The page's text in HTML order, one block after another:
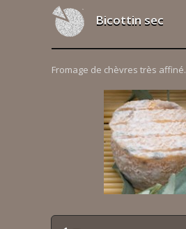
Bicottin sec
Fromage de chèvres très affiné.